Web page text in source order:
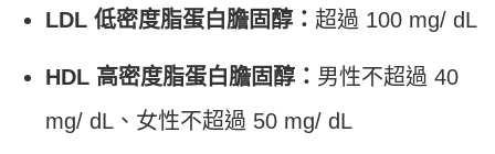
LDL 低密度脂蛋白膽固醇： 超過 100 mg/ dL
HDL 高密度脂蛋白膽固醇： 男性不超過 40
mg/ dL、女性不超過 50 mg/ dL